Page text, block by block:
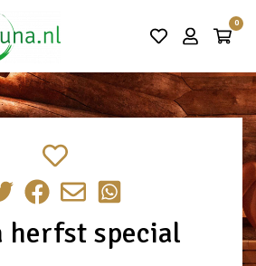
0
beste acties in één klik!
herfst special